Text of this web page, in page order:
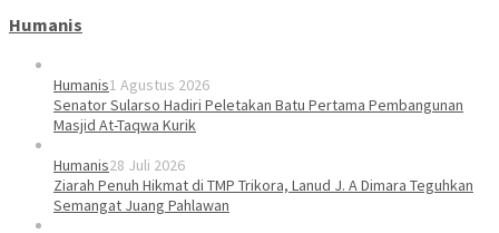
Humanis
Humanis1 Agustus 2026
Senator Sularso Hadiri Peletakan Batu Pertama Pembangunan
Masjid At-Taqwa Kurik
Humanis28 Juli 2026
Ziarah Penuh Hikmat di TMP Trikora, Lanud J. A Dimara Teguhkan
Semangat Juang Pahlawan